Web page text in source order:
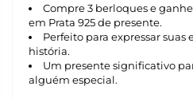
Compre 3 berloques e
em Prata 925 de presente.
Perfeito para expressar suas
história.
Um presente significativo
alguém especial.